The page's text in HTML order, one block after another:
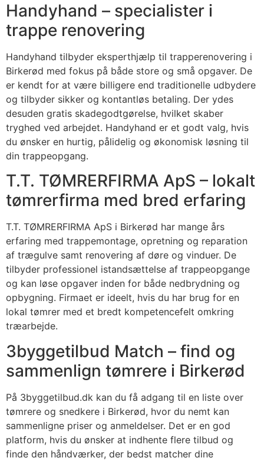
Handyhand – specialister i
trappe renovering
Handyhand tilbyder eksperthjælp til trapperenovering i
Birkerød med fokus på både store og små opgaver. De
er kendt for at være billigere end traditionelle udbydere
og tilbyder sikker og kontantløs betaling. Der ydes
desuden gratis skadegodtgørelse, hvilket skaber
tryghed ved arbejdet. Handyhand er et godt valg, hvis
du ønsker en hurtig, pålidelig og økonomisk løsning til
din trappeopgang.
T.T. TØMRERFIRMA ApS – lokalt
tømrerfirma med bred erfaring
T.T. TØMRERFIRMA ApS i Birkerød har mange års
erfaring med trappemontage, opretning og reparation
af trægulve samt renovering af døre og vinduer. De
tilbyder professionel istandsættelse af trappeopgange
og kan løse opgaver inden for både nedbrydning og
opbygning. Firmaet er ideelt, hvis du har brug for en
lokal tømrer med et bredt kompetencefelt omkring
træarbejde.
3byggetilbud Match – find og
sammenlign tømrere i Birkerød
På 3byggetilbud.dk kan du få adgang til en liste over
tømrere og snedkere i Birkerød, hvor du nemt kan
sammenligne priser og anmeldelser. Det er en god
platform, hvis du ønsker at indhente flere tilbud og
finde den håndværker, der bedst matcher dine